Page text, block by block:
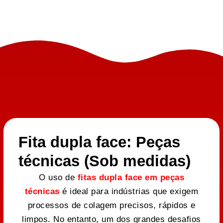
Fita dupla face: Peças
técnicas (Sob medidas)
O uso de fitas dupla face em peças
técnicas é ideal para indústrias que exigem
processos de colagem precisos, rápidos e
limpos. No entanto, um dos grandes desafios